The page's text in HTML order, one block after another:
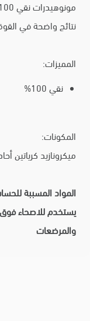
نتائج واضحة في
المميزات:
نقي 100%
المكونات:
ميكرونازيد كرياتين
المواد المسببة
والمرضعات